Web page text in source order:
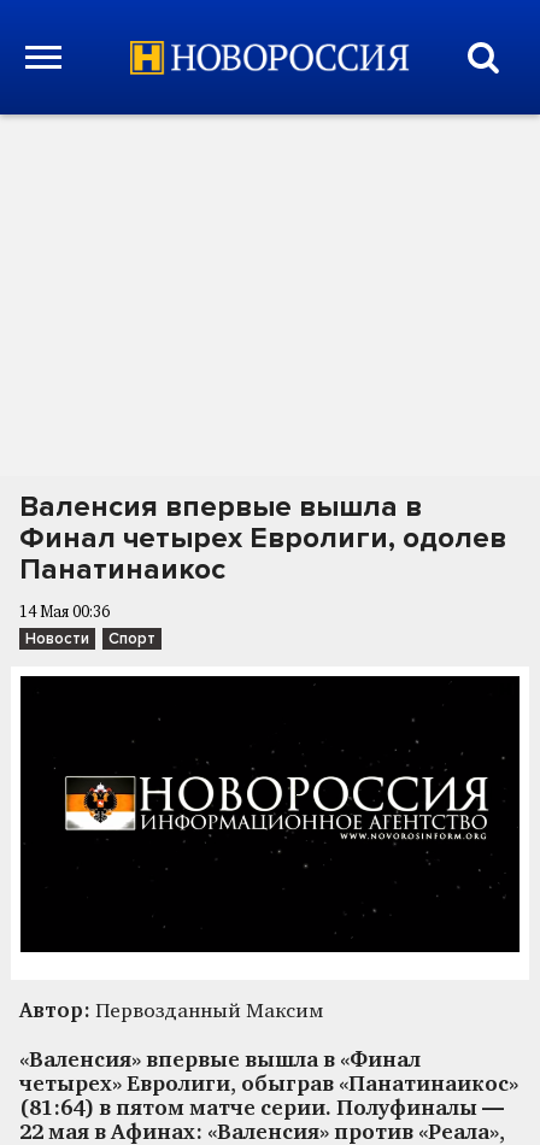
Валенсия впервые вышла в
Финал четырех Евролиги, одолев
Панатинаикос
14 Мая 00:36
Новости Спорт
Автор: Первозданный Максим
«Валенсия» впервые вышла в «Финал
четырех» Евролиги, обыграв «Панатинаикос»
(81:64) в пятом матче серии. Полуфиналы —
22 мая в Афинах: «Валенсия» против «Реала»,